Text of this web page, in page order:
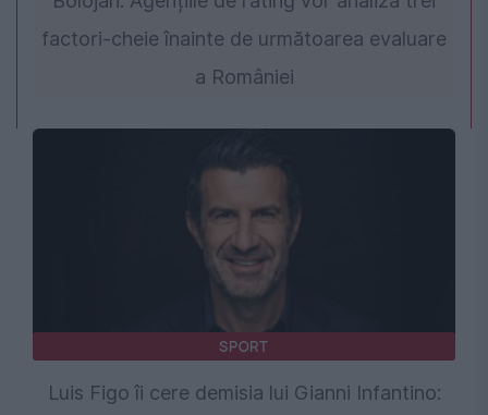
factori-cheie înainte de următoarea evaluare
a României
SPORT
Luis Figo îi cere demisia lui Gianni Infantino: